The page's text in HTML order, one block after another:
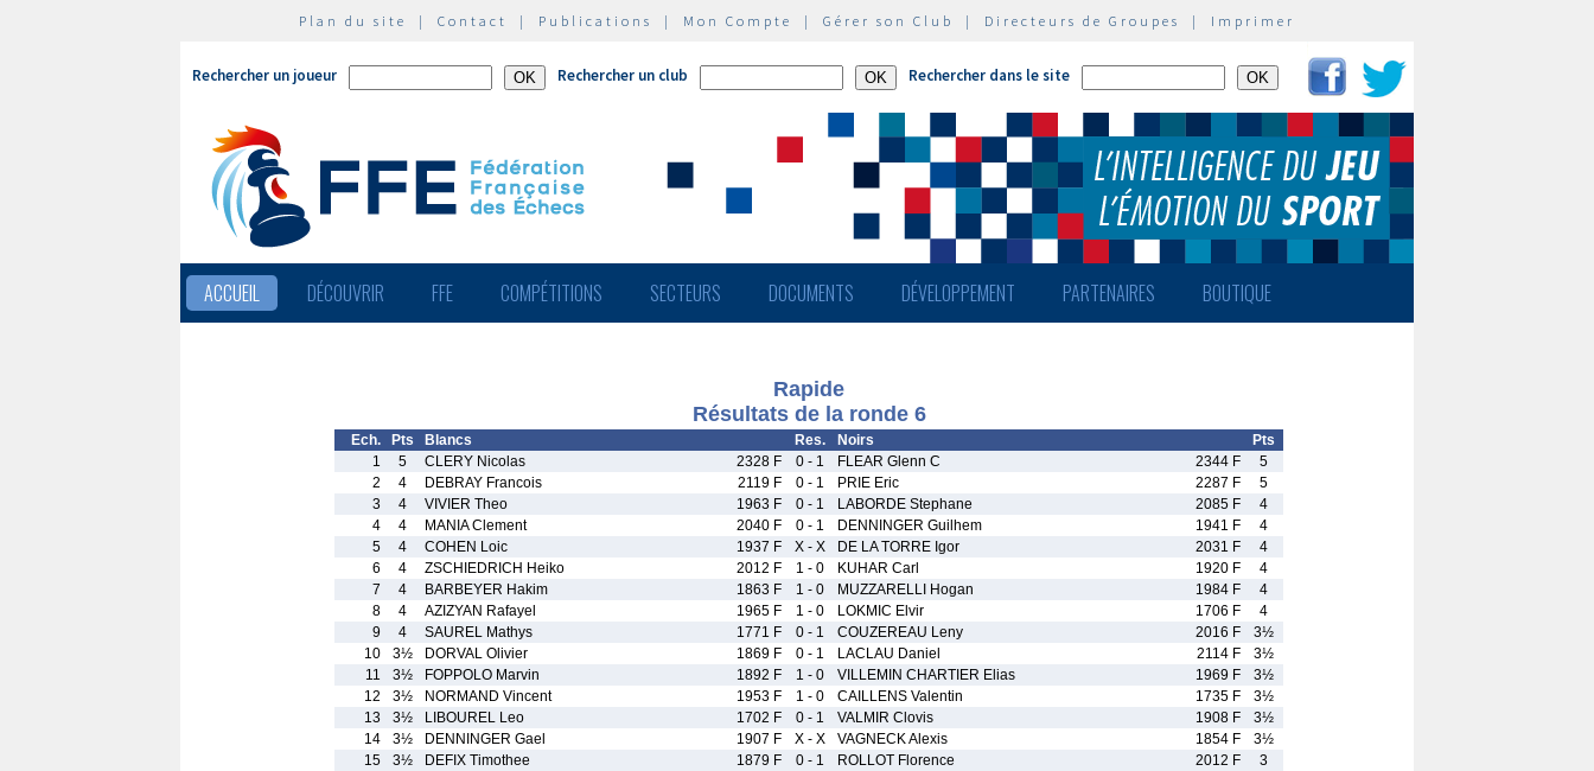
Plan du site | Contact | Publications | Mon Compte | Gérer son Club | Directeurs de Groupes | Imprimer
Rechercher un joueur Rechercher un club Rechercher dans le site
ACCUEIL DÉCOUVRIR FFE COMPÉTITIONS SECTEURS DOCUMENTS DÉVELOPPEMENT PARTENAIRES BOUTIQUE
Rapide
Résultats de la ronde 6
Ech. Pts Blancs Res. Noirs
Pts
1
5 CLERY Nicolas 2328 F 0 - 1 FLEAR Glenn C 2344 F
5
2
4 DEBRAY Francois 2119 F 0 - 1 PRIE Eric 2287 F
5
3
4 VIVIER Theo 1963 F 0 - 1 LABORDE Stephane 2085 F
4
4
4 MANIA Clement 2040 F 0 - 1 DENNINGER Guilhem 1941 F
4
5
4 COHEN Loic 1937 F X - X DE LA TORRE Igor 2031 F
4
6
4 ZSCHIEDRICH Heiko 2012 F 1 - 0 KUHAR Carl 1920 F
4
7
4 BARBEYER Hakim 1863 F 1 - 0 MUZZARELLI Hogan 1984 F
4
8
4 AZIZYAN Rafayel 1965 F 1 - 0 LOKMIC Elvir 1706 F
4
9
4 SAUREL Mathys 1771 F 0 - 1 COUZEREAU Leny 2016 F
3½
10
3½ DORVAL Olivier 1869 F 0 - 1 LACLAU Daniel 2114 F
3½
11
3½ FOPPOLO Marvin 1892 F 1 - 0 VILLEMIN CHARTIER Elias 1969 F
3½
12
3½ NORMAND Vincent 1953 F 1 - 0 CAILLENS Valentin 1735 F
3½
13
3½ LIBOUREL Leo 1702 F 0 - 1 VALMIR Clovis 1908 F
3½
14
3½ DENNINGER Gael 1907 F X - X VAGNECK Alexis 1854 F
3½
15
3½ DEFIX Timothee 1879 F 0 - 1 ROLLOT Florence 2012 F
3